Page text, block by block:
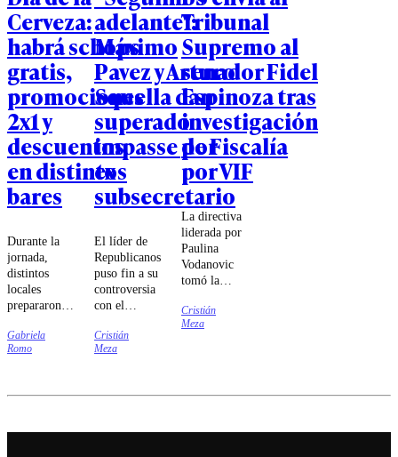
Cerveza:
habrá schops
gratis,
promociones
2x1 y
descuentos
en distintos
bares
Durante la
jornada,
distintos
locales
prepararon
sus clientes,
incluyendo
rebajas en
seleccionadas,
Gabriela
Romo
adelante":
Máximo
Pavez y Arturo
Squella dan
superado
impasse por
ex
subsecretario
El líder de
Republicanos
puso fin a su
controversia
con el
de Interior.
Cristián
Meza
Tribunal
Supremo al
senador Fidel
Espinoza tras
investigación
de Fiscalía
por VIF
La directiva
liderada por
Paulina
Vodanovic
tomó la
que la Fiscalía
Regional de
que involucra
Cristián
Meza